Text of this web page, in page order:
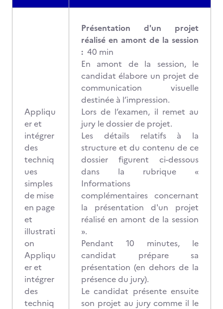
Appliqu
er et
intégrer
des
techniq
ues
simples
de mise
en page
et
illustrati
on
Appliqu
er et
intégrer
des
techniq
Présentation d'un projet
réalisé en amont de la session
: 40 min
En amont de la session, le
candidat élabore un projet de
communication visuelle
destinée à l’impression.
Lors de l’examen, il remet au
jury le dossier de projet.
Les détails relatifs à la
structure et du contenu de ce
dossier figurent ci-dessous
dans la rubrique «
Informations
complémentaires concernant
la présentation d'un projet
réalisé en amont de la session
».
Pendant 10 minutes, le
candidat prépare sa
présentation (en dehors de la
présence du jury).
Le candidat présente ensuite
son projet au jury comme il le